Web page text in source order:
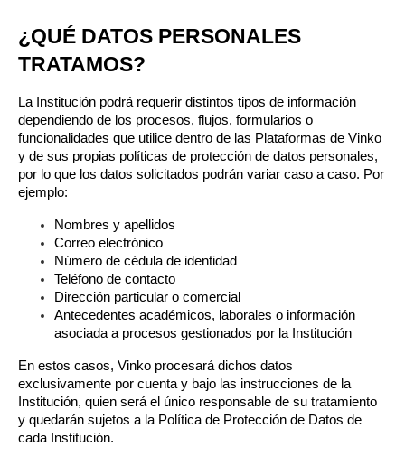
¿QUÉ DATOS PERSONALES
TRATAMOS?
La Institución podrá requerir distintos tipos de información
dependiendo de los procesos, flujos, formularios o
funcionalidades que utilice dentro de las Plataformas de Vinko
y de sus propias políticas de protección de datos personales,
por lo que los datos solicitados podrán variar caso a caso. Por
ejemplo:
Nombres y apellidos
Correo electrónico
Número de cédula de identidad
Teléfono de contacto
Dirección particular o comercial
Antecedentes académicos, laborales o información
asociada a procesos gestionados por la Institución
En estos casos, Vinko procesará dichos datos
exclusivamente por cuenta y bajo las instrucciones de la
Institución, quien será el único responsable de su tratamiento
y quedarán sujetos a la Política de Protección de Datos de
cada Institución.